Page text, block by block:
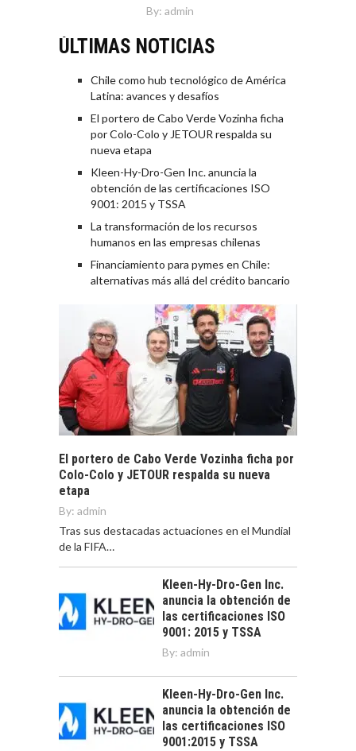
By: admin
ÚLTIMAS NOTICIAS
Chile como hub tecnológico de América
Latina: avances y desafíos
El portero de Cabo Verde Vozinha ficha
por Colo-Colo y JETOUR respalda su
nueva etapa
Kleen-Hy-Dro-Gen Inc. anuncia la
obtención de las certificaciones ISO
9001: 2015 y TSSA
La transformación de los recursos
humanos en las empresas chilenas
Financiamiento para pymes en Chile:
alternativas más allá del crédito bancario
El portero de Cabo Verde Vozinha ficha por
Colo-Colo y JETOUR respalda su nueva
etapa
By: admin
Tras sus destacadas actuaciones en el Mundial
de la FIFA…
Kleen-Hy-Dro-Gen Inc.
anuncia la obtención de
las certificaciones ISO
9001: 2015 y TSSA
By: admin
Kleen-Hy-Dro-Gen Inc.
anuncia la obtención de
las certificaciones ISO
9001:2015 y TSSA